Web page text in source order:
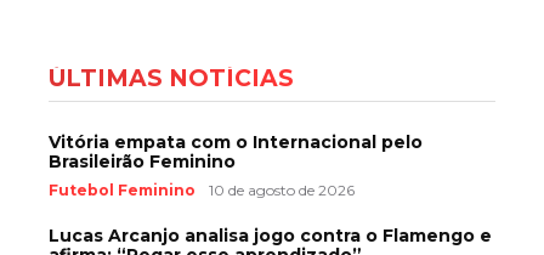
ÚLTIMAS NOTÍCIAS
Vitória empata com o Internacional pelo
Brasileirão Feminino
Futebol Feminino 10 de agosto de 2026
Lucas Arcanjo analisa jogo contra o Flamengo e